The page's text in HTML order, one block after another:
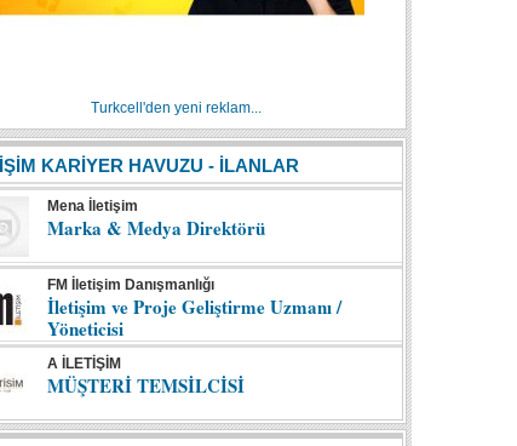
Turkcell'den yeni reklam...
KARİYER HAVUZU - İLANLAR
Mena İletişim
Marka & Medya Direktörü
FM İletişim Danışmanlığı
İletişim ve Proje Geliştirme Uzmanı /
Yöneticisi
A İLETİŞİM
MÜŞTERİ TEMSİLCİSİ